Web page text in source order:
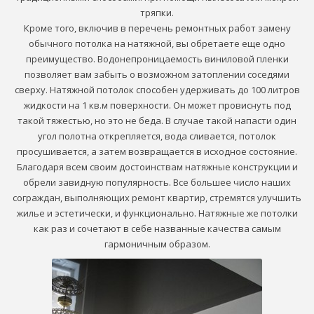
тряпки.
Кроме того, включив в перечень ремонтных работ замену
обычного потолка на натяжной, вы обретаете еще одно
преимущество. Водонепроницаемость виниловой пленки
позволяет вам забыть о возможном затоплении соседями
сверху. Натяжной потолок способен удерживать до 100 литров
жидкости на 1 кв.м поверхности. Он может провиснуть под
такой тяжестью, но это не беда. В случае такой напасти один
угол полотна открепляется, вода сливается, потолок
просушивается, а затем возвращается в исходное состояние.
Благодаря всем своим достоинствам натяжные конструкции и
обрели завидную популярность. Все большее число наших
сограждан, выполняющих ремонт квартир, стремятся улучшить
жилье и эстетически, и функционально. Натяжные же потолки
как раз и сочетают в себе названные качества самым
гармоничным образом.